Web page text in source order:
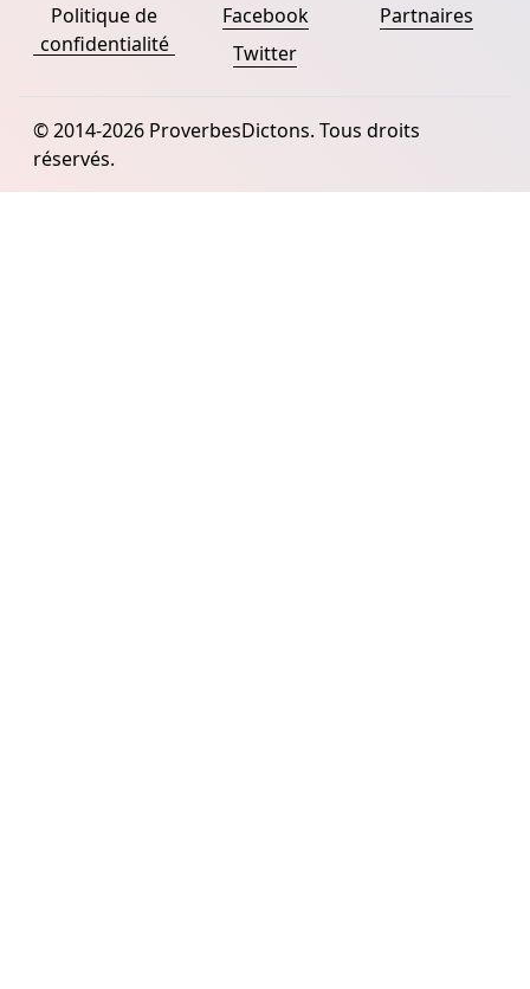
Politique de
confidentialité
Facebook
Twitter
Partnaires
© 2014-2026 ProverbesDictons. Tous droits
réservés.